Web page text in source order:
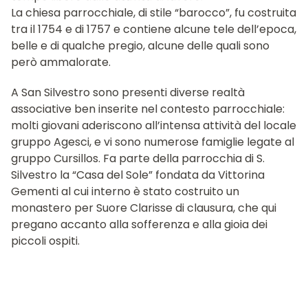
La chiesa parrocchiale, di stile “barocco”, fu costruita
tra il 1754 e di 1757 e contiene alcune tele dell’epoca,
belle e di qualche pregio, alcune delle quali sono
però ammalorate.
A San Silvestro sono presenti diverse realtà
associative ben inserite nel contesto parrocchiale:
molti giovani aderiscono all’intensa attività del locale
gruppo Agesci, e vi sono numerose famiglie legate al
gruppo Cursillos. Fa parte della parrocchia di S.
Silvestro la “Casa del Sole” fondata da Vittorina
Gementi al cui interno è stato costruito un
monastero per Suore Clarisse di clausura, che qui
pregano accanto alla sofferenza e alla gioia dei
piccoli ospiti.